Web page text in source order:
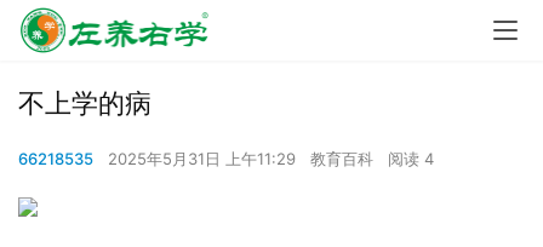
不上学的病
66218535 2025年5月31日 上午11:29 教育百科 阅读 4